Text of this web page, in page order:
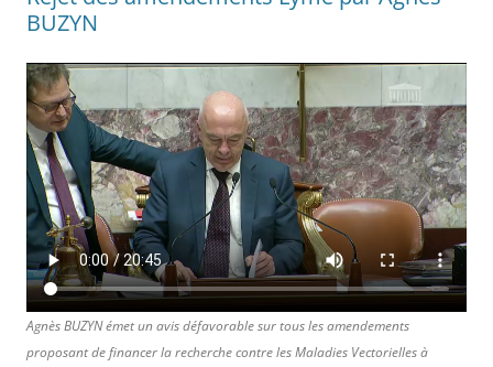
BUZYN
Agnès BUZYN émet un avis défavorable sur tous les amendements
proposant de financer la recherche contre les Maladies Vectorielles à